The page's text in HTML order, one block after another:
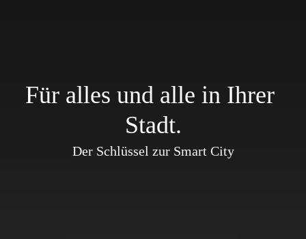
Für alles und alle in Ihrer
Stadt.
Der Schlüssel zur Smart City